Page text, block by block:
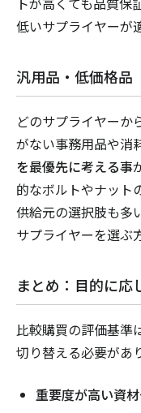
低いサプライヤーが
汎用品・低価格品
どのサプライヤーか
がない事務用品や消
を最優先に考える事
的なボルトやナット
供給元の選択肢も多
サプライヤーを選ぶ
まとめ：目的に応
比較購買の評価基準
切り替える必要があ
重要度が高い資